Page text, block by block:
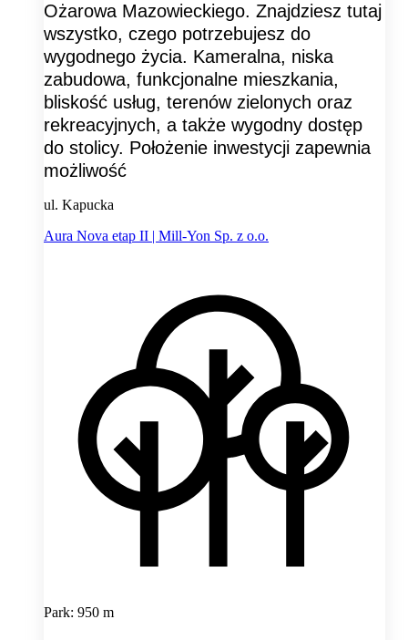
Ożarowa Mazowieckiego. Znajdziesz tutaj
wszystko, czego potrzebujesz do
wygodnego życia. Kameralna, niska
zabudowa, funkcjonalne mieszkania,
bliskość usług, terenów zielonych oraz
rekreacyjnych, a także wygodny dostęp
do stolicy. Położenie inwestycji zapewnia
możliwość
ul. Kapucka
Aura Nova etap II | Mill-Yon Sp. z o.o.
Park: 950 m